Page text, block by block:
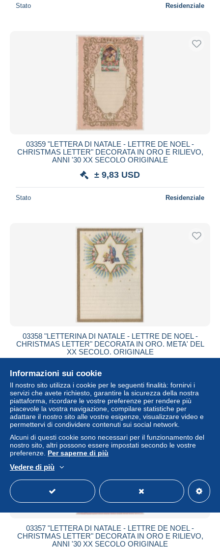
Stato Residenziale
03359 "LETTERA DI NATALE - LETTRE DE NOEL -
CHRISTMAS LETTER" DECORATA IN ORO E RILIEVO,
ANNI '30 XX SECOLO ORIGINALE
± 9,83 USD
Stato Residenziale
03358 "LETTERINA DI NATALE - LETTRE DE NOEL -
CHRISTMAS LETTER" DECORATA IN ORO. META' DEL
XX SECOLO. ORIGINALE
Stato Residenziale
03357 "LETTERA DI NATALE - LETTRE DE NOEL -
CHRISTMAS LETTER" DECORATA IN ORO E RILIEVO,
ANNI '30 XX SECOLO ORIGINALE
Informazioni sui cookie
Il nostro sito utilizza i cookie per le seguenti finalità: fornirvi i
servizi che avete richiesto, garantire la sicurezza della nostra
piattaforma, ricordare le vostre preferenze per rendere più
piacevole la vostra navigazione, compilare statistiche per
adattare il nostro sito alle vostre esigenze, visualizzare video e
permettervi di condividere contenuti sui social network.
Alcuni di questi cookie sono necessari per il funzionamento del
nostro sito, altri possono essere impostati secondo le vostre
preferenze. Per saperne di più
Vedere di più